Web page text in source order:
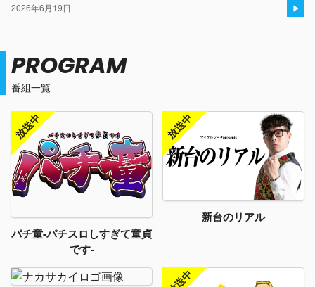
2026年6月19日
番組一覧
PROGRAM
パチ童-パチスロしすぎて童貞
です-
新台のリアル